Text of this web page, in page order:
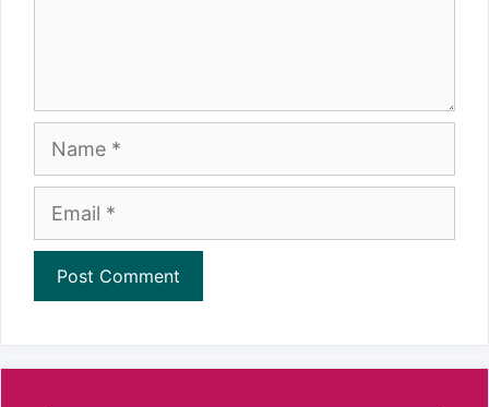
Name
Email